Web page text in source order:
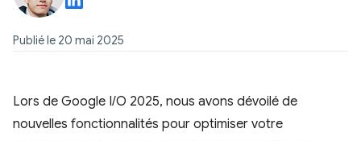
Publié le 20 mai 2025
Lors de Google I/O 2025, nous avons dévoilé de
nouvelles fonctionnalités pour optimiser votre